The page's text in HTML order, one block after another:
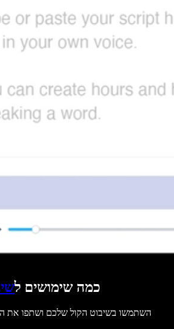
כמה שימושים ל
השתמשו בשיבוט הקול שלכם ושתפו את